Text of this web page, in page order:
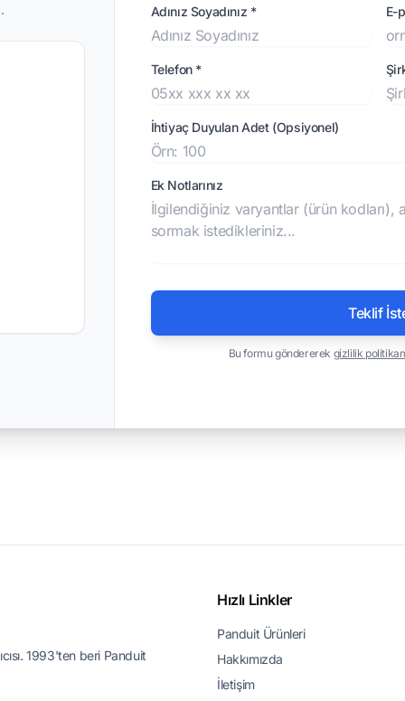
Adınız Soyadınız * E-
Telefon *
İhtiyaç Duyulan Adet (Opsiyonel)
Ek Notlarınız
Teklif
Bu formu göndererek gizlilik
1993'ten beri Panduit
Hızlı Linkler
Panduit Ürünleri
Hakkımızda
İletişim